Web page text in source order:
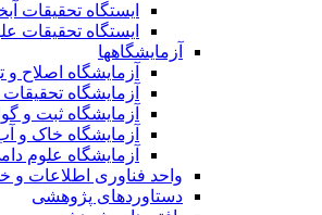
ایستگاه تحقیقات
ایستگاه تحقیقات
آزمایشگاهها
آزمایشگاه اصلاح و
آزمایشگاه
آزمایشگاه ثبت و
آزمایشگاه خاک و
آزمایشگاه علوم
واحد فناوری اطلاعات و
دستاوردهای پژوهشی